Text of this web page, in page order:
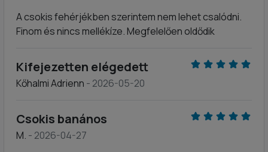
A csokis fehérjékben szerintem nem lehet csalódni.
Finom és nincs mellékíze. Megfelelően oldődik
Kifejezetten elégedett
Kőhalmi Adrienn - 2026-05-20
Csokis banános
M. - 2026-04-27